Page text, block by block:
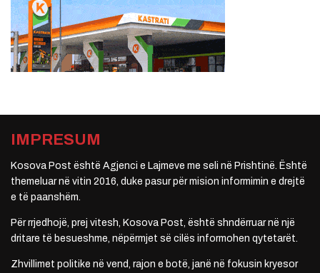
IMPRESUM
Kosova Post është Agjenci e Lajmeve me seli në Prishtinë. Është
themeluar në vitin 2016, duke pasur për mision informimin e drejtë
e të paanshëm.
Për rrjedhojë, prej vitesh, Kosova Post, është shndërruar në një
dritare të besueshme, nëpërmjet së cilës informohen qytetarët.
Zhvillimet politike në vend, rajon e botë, janë në fokusin kryesor